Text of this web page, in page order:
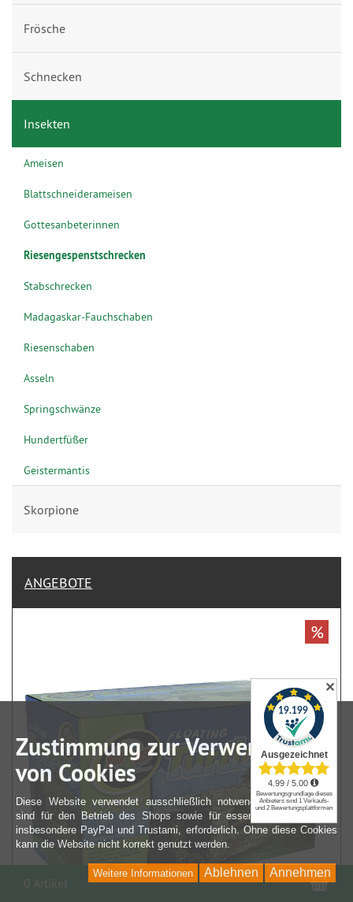
Frösche
Schnecken
Insekten
Ameisen
Blattschneiderameisen
Gottesanbeterinnen
Riesengespenstschrecken
Stabschrecken
Madagaskar-Fauchschaben
Riesenschaben
Asseln
Springschwänze
Hundertfüßer
Geistermantis
Skorpione
ANGEBOTE
%
✕
Zustimmung zur Verwendung
von Cookies
Diese Website verwendet ausschließlich notwendige Cookies. Sie
sind für den Betrieb des Shops sowie für essenzielle Funktionen,
insbesondere PayPal und Trustami, erforderlich. Ohne diese Cookies
kann die Website nicht korrekt genutzt werden.
Annehmen
Ablehnen
Weitere Informationen